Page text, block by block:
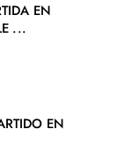
EN
...
EN